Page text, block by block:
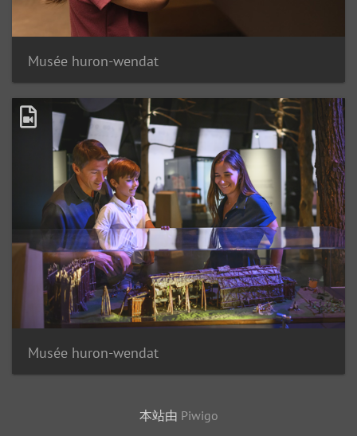
Musée huron-wendat
Musée huron-wendat
本站由 Piwigo